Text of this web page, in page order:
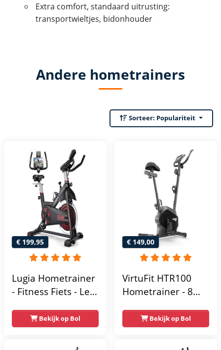
Extra comfort, standaard uitrusting:
transportwieltjes, bidonhouder
Andere hometrainers
Sorteer: Populariteit
€ 199,95
Lugia Hometrainer
- Fitness Fiets - Led
Verstelbaar Zadel -
0-100% weerstand
Bekijk op Bol
€ 149,00
VirtuFit HTR100
Hometrainer - 8
Weerstandniveau's
- Verstelbaar zadel
Bekijk op Bol